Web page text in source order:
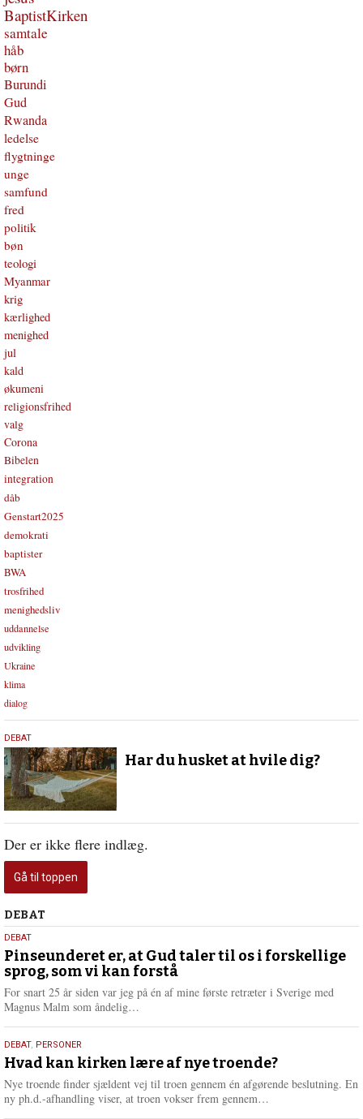
BaptistKirken
samtale
håb
børn
Burundi
Gud
Rwanda
ledelse
flygtninge
unge
samfund
fred
politik
bøn
teologi
Myanmar
krig
kærlighed
menighed
jul
kald
økumeni
religionsfrihed
valg
Corona
Bibelen
integration
dåb
Genstart2025
demokrati
baptister
BWA
trosfrihed
menighedsliv
uddannelse
udvikling
Ukraine
klima
dialog
26.
maj
2022
DEBAT
Har du husket at hvile dig?
Der er ikke flere indlæg.
Gå til toppen
Debat
DEBAT
5.
august
2026
DEBAT
Pinseunderet er, at Gud taler til os i forskellige
sprog, som vi kan forstå
For snart 25 år siden var jeg på én af mine første retræter i Sverige med
Magnus Malm som åndelig…
e
r
e
25.
juli
2026
DEBAT, PERSONER
Hvad kan kirken lære af nye troende?
Nye troende finder sjældent vej til troen gennem én afgørende beslutning. En
ny ph.d.-afhandling viser, at troen vokser frem gennem…